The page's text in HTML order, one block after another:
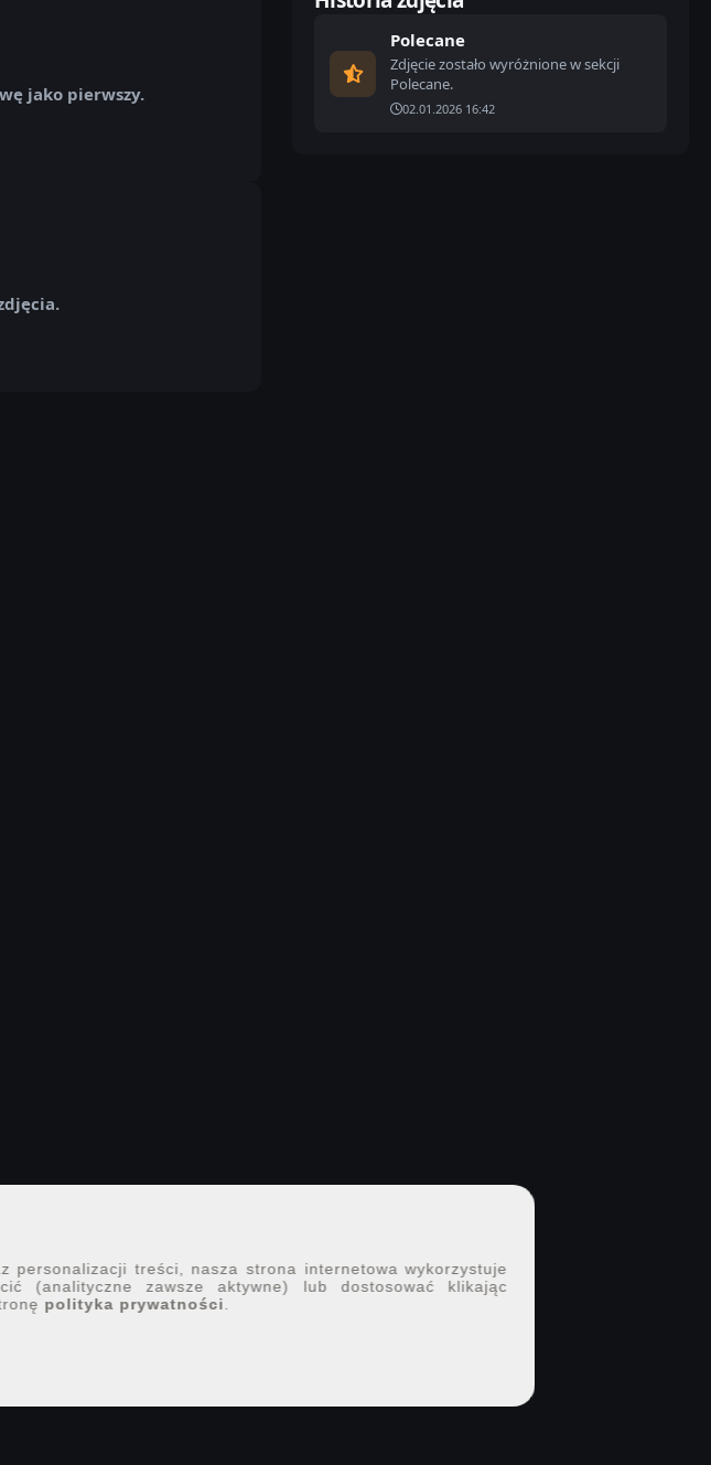
jako pierwszy.
Polecane
Zdjęcie zostało wyróżnione w sekcji
Polecane.
02.01.2026 16:42
personalizacji treści, nasza strona internetowa wykorzystuje
(analityczne zawsze aktywne) lub dostosować klikając
polityka prywatności